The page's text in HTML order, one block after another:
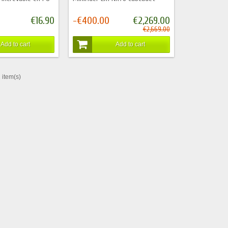
€16.90
Add to cart
-€400.00 €2,269.00
€2,669.00
Add to cart
item(s)